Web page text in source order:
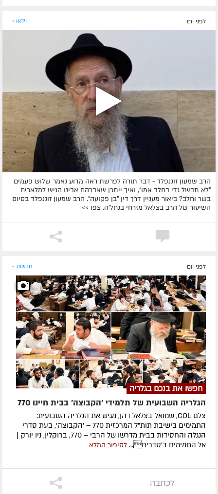
לפני יום וידאו »
הרב שמעון זוננפלד - דבר תורה לפרשת ראה מדוע נאמר שלוש פעמים
"לא תבשל גדי בחלב אמו", ואיך ייתכן שאברהם אבינו הגיש למלאכים
בשר וחלב? ביאור מעניין דרך דין "בן פקועה". הרב שמעון זוננפלד בסיום
השיעור של הרב בצלאל מזרחי בנחל'ה. צפו >>
לפני יום חדשות »
חפשו את בנכם בגלריה
הגלריה השבועית של תלמידי 'הקבוצה' בבית חיינו 770
צלם COL, שמואל־בצלאל דהן, מגיש את הגלריה השבועית:
התמימים בישיבת תות"ל המרכזית 770 – 'הקבוצה', בעת סדרי
הנגלה והחסידות בבית מדרשו של הרבי – 770, ברוקלין, ניו יורק |
אל התמימים ב'סדרים... לסיפור המלא
לכתבה